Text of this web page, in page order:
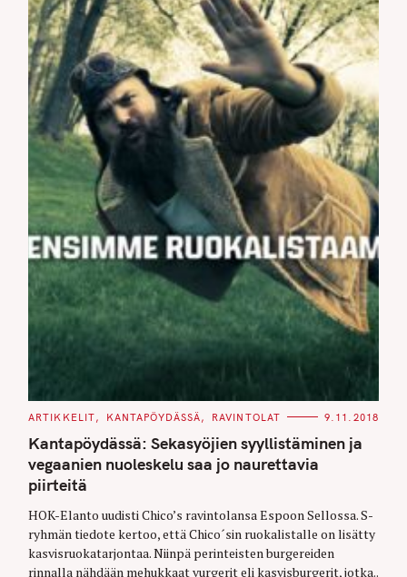
C
T
E
G
O
R
I
S
ARTIKKELIT KANTAPÖYDÄSSÄ RAVINTOLAT 9.11.2018
Kantapöydässä: Sekasyöjien syyllistäminen ja
vegaanien nuoleskelu saa jo naurettavia
piirteitä
HOK-Elanto uudisti Chico’s ravintolansa Espoon Sellossa. S-
ryhmän tiedote kertoo, että Chico´sin ruokalistalle on lisätty
kasvisruokatarjontaa. Niinpä perinteisten burgereiden
rinnalla nähdään mehukkaat vurgerit eli kasvisburgerit, jotka..